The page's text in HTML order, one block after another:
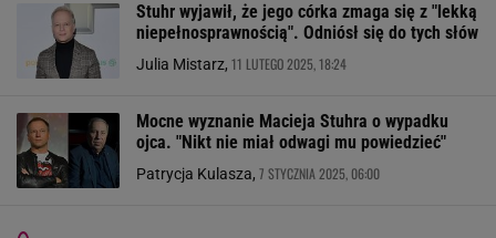
Stuhr wyjawił, że jego córka zmaga się z "lekką
niepełnosprawnością". Odniósł się do tych słów
Julia Mistarz, 11 LUTEGO 2025, 18:24
Mocne wyznanie Macieja Stuhra o wypadku
ojca. "Nikt nie miał odwagi mu powiedzieć"
Patrycja Kulasza, 7 STYCZNIA 2025, 06:00